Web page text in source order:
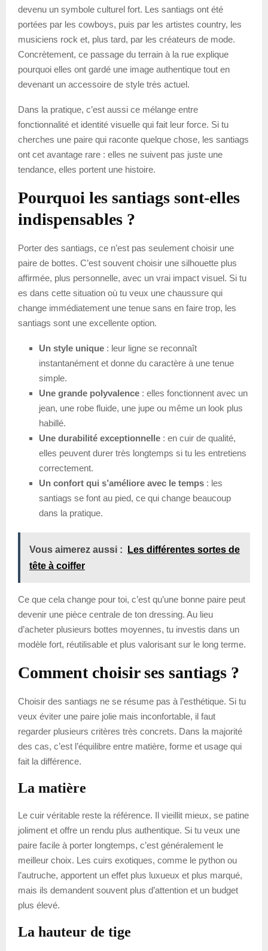
devenu un symbole culturel fort. Les santiags ont été
portées par les cowboys, puis par les artistes country, les
musiciens rock et, plus tard, par les créateurs de mode.
Concrètement, ce passage du terrain à la rue explique
pourquoi elles ont gardé une image authentique tout en
devenant un accessoire de style très actuel.
Dans la pratique, c’est aussi ce mélange entre
fonctionnalité et identité visuelle qui fait leur force. Si tu
cherches une paire qui raconte quelque chose, les santiags
ont cet avantage rare : elles ne suivent pas juste une
tendance, elles portent une histoire.
Pourquoi les santiags sont-elles
indispensables ?
Porter des santiags, ce n’est pas seulement choisir une
paire de bottes. C’est souvent choisir une silhouette plus
affirmée, plus personnelle, avec un vrai impact visuel. Si tu
es dans cette situation où tu veux une chaussure qui
change immédiatement une tenue sans en faire trop, les
santiags sont une excellente option.
Un style unique : leur ligne se reconnaît
instantanément et donne du caractère à une tenue
simple.
Une grande polyvalence : elles fonctionnent avec un
jean, une robe fluide, une jupe ou même un look plus
habillé.
Une durabilité exceptionnelle : en cuir de qualité,
elles peuvent durer très longtemps si tu les entretiens
correctement.
Un confort qui s’améliore avec le temps : les
santiags se font au pied, ce qui change beaucoup
dans la pratique.
Vous aimerez aussi :
Les différentes sortes de
tête à coiffer
Ce que cela change pour toi, c’est qu’une bonne paire peut
devenir une pièce centrale de ton dressing. Au lieu
d’acheter plusieurs bottes moyennes, tu investis dans un
modèle fort, réutilisable et plus valorisant sur le long terme.
Comment choisir ses santiags ?
Choisir des santiags ne se résume pas à l’esthétique. Si tu
veux éviter une paire jolie mais inconfortable, il faut
regarder plusieurs critères très concrets. Dans la majorité
des cas, c’est l’équilibre entre matière, forme et usage qui
fait la différence.
La matière
Le cuir véritable reste la référence. Il vieillit mieux, se patine
joliment et offre un rendu plus authentique. Si tu veux une
paire facile à porter longtemps, c’est généralement le
meilleur choix. Les cuirs exotiques, comme le python ou
l’autruche, apportent un effet plus luxueux et plus marqué,
mais ils demandent souvent plus d’attention et un budget
plus élevé.
La hauteur de tige